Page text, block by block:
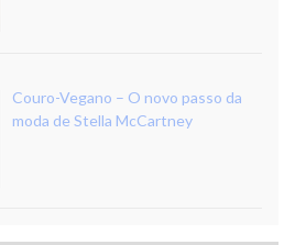
Couro-Vegano – O novo passo da
moda de Stella McCartney